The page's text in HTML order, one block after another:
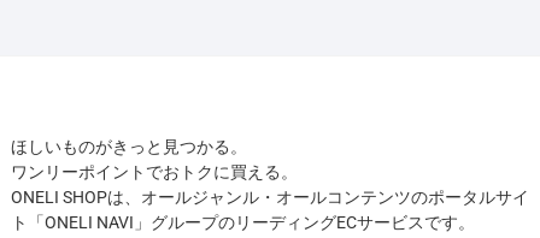
ほしいものがきっと見つかる。
ワンリーポイントでおトクに買える。
ONELI SHOPは、オールジャンル・オールコンテンツのポータルサイ
ト「ONELI NAVI」グループのリーディングECサービスです。